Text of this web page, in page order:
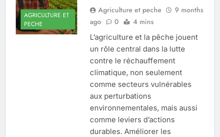
AGRICULTURE ET
PECHE
Agriculture et peche
9 months
ago
0 4 mins
L’agriculture et la pêche jouent
un rôle central dans la lutte
contre le réchauffement
climatique, non seulement
comme secteurs vulnérables
aux perturbations
environnementales, mais aussi
comme leviers d’actions
durables. Améliorer les